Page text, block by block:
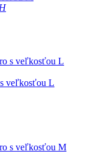
s veľkosťou L